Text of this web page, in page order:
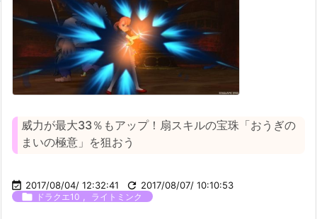
威力が最大33％もアップ！扇スキルの宝珠「おうぎの
まいの極意」を狙おう
 2017/08/04/ 12:32:41  2017/08/07/ 10:10:53
 ドラクエ10 ライトミンク